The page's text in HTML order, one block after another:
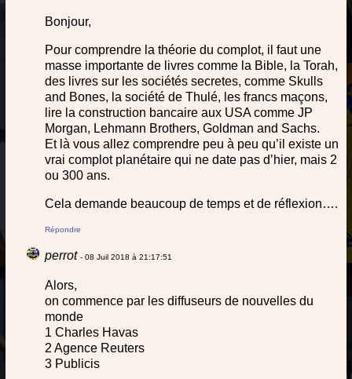
Bonjour,
Pour comprendre la théorie du complot, il faut une
masse importante de livres comme la Bible, la Torah,
des livres sur les sociétés secretes, comme Skulls
and Bones, la société de Thulé, les francs maçons,
lire la construction bancaire aux USA comme JP
Morgan, Lehmann Brothers, Goldman and Sachs.
Et là vous allez comprendre peu à peu qu’il existe un
vrai complot planétaire qui ne date pas d’hier, mais 2
ou 300 ans.
Cela demande beaucoup de temps et de réflexion….
Répondre
perrot - 08 Juil 2018 à 21:17:51
Alors,
on commence par les diffuseurs de nouvelles du
monde
1 Charles Havas
2 Agence Reuters
3 Publicis